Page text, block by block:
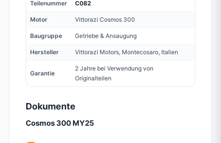
Teilenummer C082
Motor Vittorazi Cosmos 300
Baugruppe Getriebe & Ansaugung
Hersteller Vittorazi Motors, Montecosaro, Italien
Garantie
2 Jahre bei Verwendung von
Originalteilen
Dokumente
Cosmos 300 MY25